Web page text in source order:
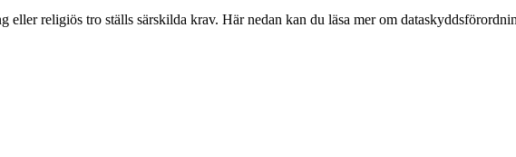
religiös tro ställs särskilda krav. Här nedan kan du läsa mer om